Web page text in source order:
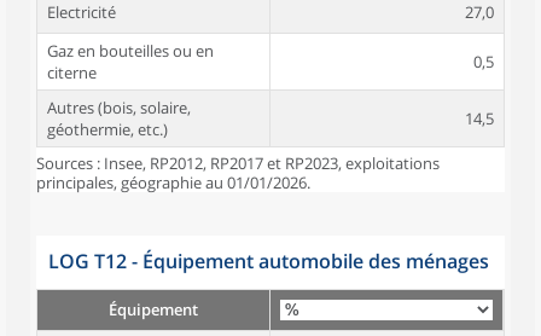
Electricité
27,0
Gaz en bouteilles ou en
citerne
0,5
Autres (bois, solaire,
géothermie, etc.)
14,5
Sources : Insee, RP2012, RP2017 et RP2023, exploitations
principales, géographie au 01/01/2026.
LOG T12 - Équipement automobile des ménages
Équipement